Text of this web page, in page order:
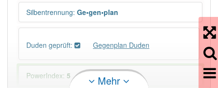
Silbentrennung: Ge•gen•plan
Duden geprüft: Gegenplan Duden
PowerIndex: 5 Mehr